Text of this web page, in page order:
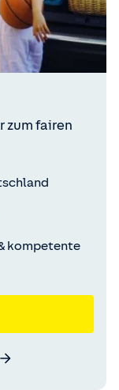
zum fairen
kompetente